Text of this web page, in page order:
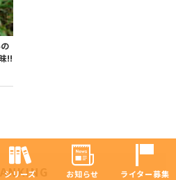
!!
RANKING
シリーズ お知らせ ライター募集